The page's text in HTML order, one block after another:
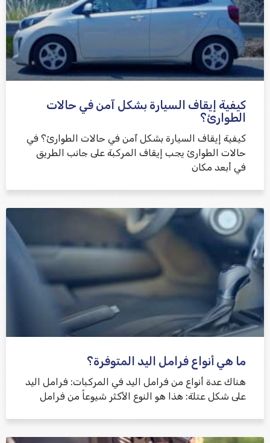
كيفية إيقاف السيارة بشكل آمن في حالات
الطوارئ؟
كيفية إيقاف السيارة بشكل آمن في حالات الطوارئ؟ في
حالات الطوارئ يجب إيقاف المركبة على جانب الطريق
في أبعد مكان
ما هي أنواع فرامل اليد المتوفرة؟
هناك عدة أنواع من فرامل اليد في المركبات: فرامل اليد
على شكل عتلة: هذا هو النوع الأكثر شيوعاً من فرامل